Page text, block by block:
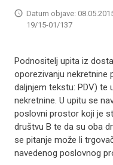
Datum objave:
19/15-01/137
Podnositelj upita iz
oporezivanju nekretnine
daljnjem tekstu: PDV) te
nekretnine. U upitu se
poslovni prostor koji je
društvu B te da su oba
se pitanje može li
navedenog poslovnog